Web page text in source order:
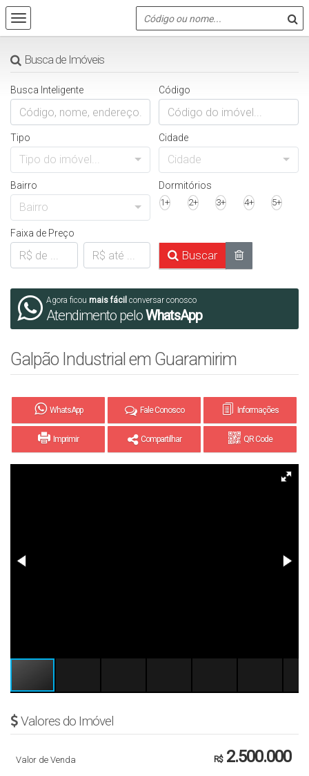
Busca de Imóveis
Busca Inteligente Código
Tipo
Tipo do imóvel...
Cidade
Cidade
Bairro
Bairro
Dormitórios
1+ 2+ 3+ 4+ 5+
Faixa de Preço
Buscar
Agora ficou mais fácil conversar conosco
Atendimento peloWhatsApp
Galpão Industrial em Guaramirim
WhatsApp Fale Conosco Informações
Imprimir Compartilhar QR Code
Valores do Imóvel
R$2.500.000
Valor de Venda